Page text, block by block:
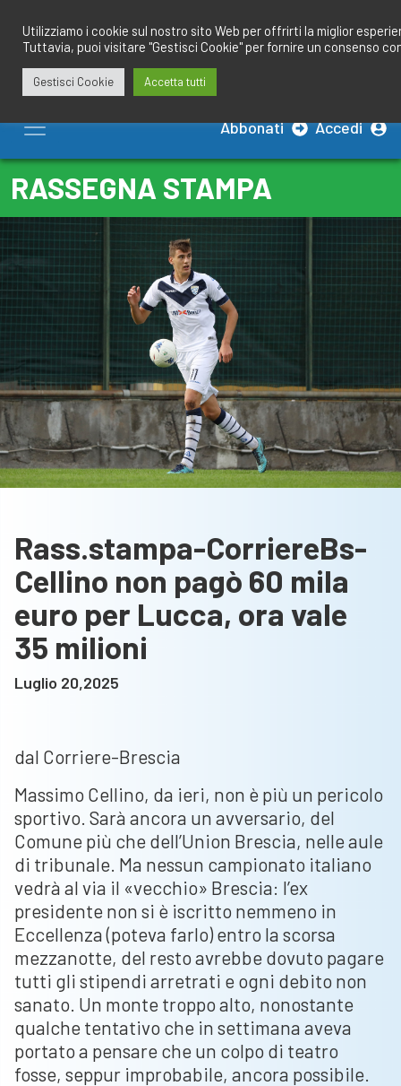
contenuto
Abbonati Accedi
RASSEGNA STAMPA
Rass.stampa-CorriereBs-
Cellino non pagò 60 mila
euro per Lucca, ora vale
35 milioni
Luglio 20,2025
dal Corriere-Brescia
Massimo Cellino, da ieri, non è più un pericolo
sportivo. Sarà ancora un avversario, del
Comune più che dell’Union Brescia, nelle aule
di tribunale. Ma nessun campionato italiano
vedrà al via il «vecchio» Brescia: l’ex
presidente non si è iscritto nemmeno in
Eccellenza (poteva farlo) entro la scorsa
mezzanotte, del resto avrebbe dovuto pagare
tutti gli stipendi arretrati e ogni debito non
sanato. Un monte troppo alto, nonostante
qualche tentativo che in settimana aveva
portato a pensare che un colpo di teatro
fosse, seppur improbabile, ancora possibile.
Utilizziamo i cookie sul nostro sito Web per offrirti la miglior
Tuttavia, puoi visitare "Gestisci Cookie" per fornire un consenso
Gestisci Cookie Accetta tutti